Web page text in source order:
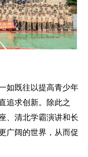
如既往以提高青少年
追求创新。除此之
、清北学霸演讲和长
广阔的世界，从而促